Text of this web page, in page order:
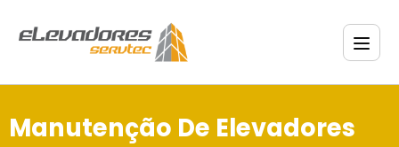
Manutenção De Elevadores